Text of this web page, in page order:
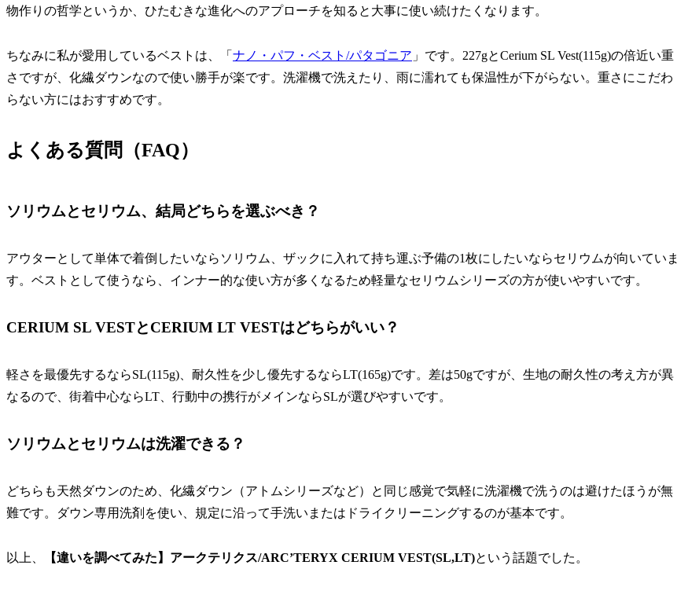
物作りの哲学というか、ひたむきな進化へのアプローチを知ると大事に使い続けたくなります。
ちなみに私が愛用しているベストは、「 ナノ・パフ・ベスト/パタゴニア 」です。227gとCerium SL Vest(115g)の倍近い重
さですが、化繊ダウンなので使い勝手が楽です。洗濯機で洗えたり、雨に濡れても保温性が下がらない。重さにこだわ
らない方にはおすすめです。
よくある質問（FAQ）
ソリウムとセリウム、結局どちらを選ぶべき？
アウターとして単体で着倒したいならソリウム、ザックに入れて持ち運ぶ予備の1枚にしたいならセリウムが向いていま
す。ベストとして使うなら、インナー的な使い方が多くなるため軽量なセリウムシリーズの方が使いやすいです。
CERIUM SL VESTとCERIUM LT VESTはどちらがいい？
軽さを最優先するならSL(115g)、耐久性を少し優先するならLT(165g)です。差は50gですが、生地の耐久性の考え方が異
なるので、街着中心ならLT、行動中の携行がメインならSLが選びやすいです。
ソリウムとセリウムは洗濯できる？
どちらも天然ダウンのため、化繊ダウン（アトムシリーズなど）と同じ感覚で気軽に洗濯機で洗うのは避けたほうが無
難です。ダウン専用洗剤を使い、規定に沿って手洗いまたはドライクリーニングするのが基本です。
以上、 【違いを調べてみた】アークテリクス/ARC’TERYX CERIUM VEST(SL,LT)という話題でした。